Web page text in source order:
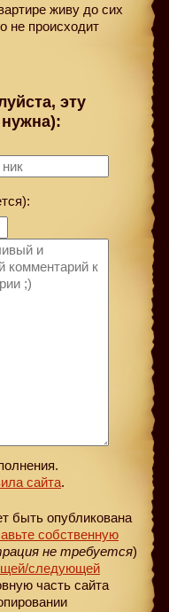
живу до сих
не происходит
эту
сайта.
быть опубликована
собственную
не требуется)
/следующей
часть сайта